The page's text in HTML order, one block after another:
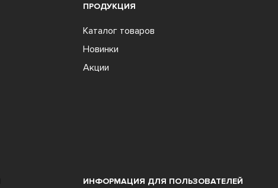
ПРОДУКЦИЯ
Каталог товаров
Новинки
Акции
ИНФОРМАЦИЯ ДЛЯ ПОЛЬЗОВАТЕЛЕЙ